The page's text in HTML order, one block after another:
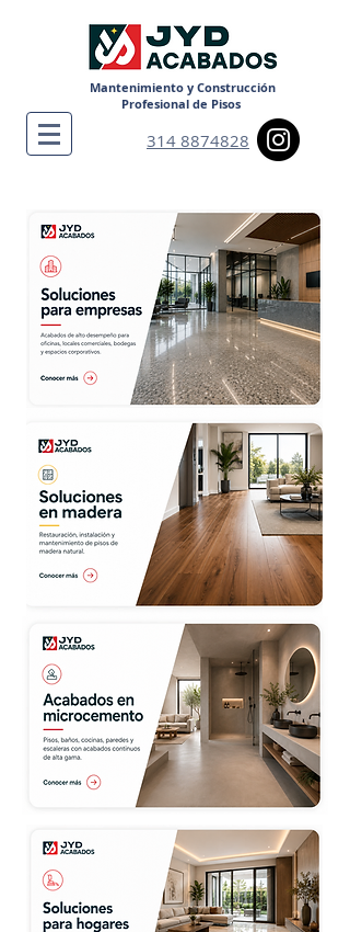
Mantenimiento y Construcción
Profesional de Pisos
314 8874828